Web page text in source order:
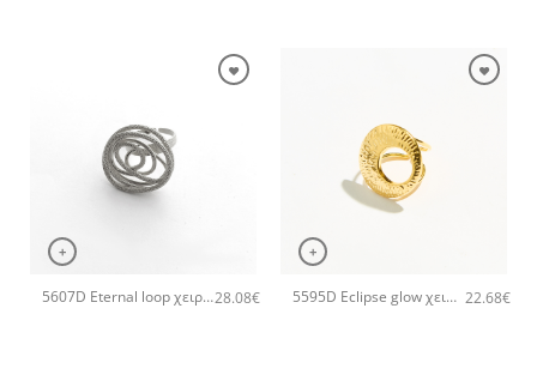
+
5607D Eternal loop χειροποίητο δαχτυλιδι Catherine bijoux Ασημί28.08€
+
5595D Eclipse glow χειροποίητο δαχτυλιδι Catherine bijoux Χρυσό 22.68€